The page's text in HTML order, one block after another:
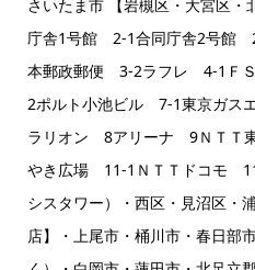
さいたま市 【岩槻区・大宮区・
庁舎1号館 2-1合同庁舎2号館
本郵政郵便 3-2ラフレ 4-1Ｆ
2ポルト小池ビル 7-1東京ガス
ラリオン 8アリーナ 9ＮＴＴ
やき広場 11-1ＮＴＴドコモ
シスタワー）・西区・見沼区・
店】・上尾市・桶川市・春日部